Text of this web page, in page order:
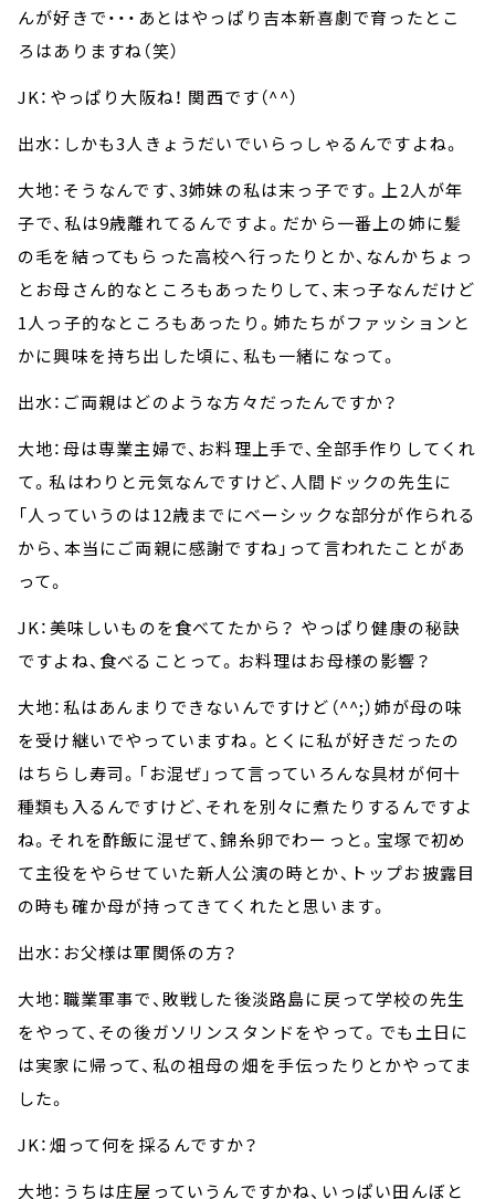
んが好きで・・・あとはやっぱり吉本新喜劇で育ったとこ
ろはありますね（笑）
JK：やっぱり大阪ね！ 関西です（^^）
出水：しかも3人きょうだいでいらっしゃるんですよね。
大地：そうなんです、3姉妹の私は末っ子です。上2人が年
子で、私は9歳離れてるんですよ。だから一番上の姉に髪
の毛を結ってもらった高校へ行ったりとか、なんかちょっ
とお母さん的なところもあったりして、末っ子なんだけど
1人っ子的なところもあったり。姉たちがファッションと
かに興味を持ち出した頃に、私も一緒になって。
出水：ご両親はどのような方々だったんですか？
大地：母は専業主婦で、お料理上手で、全部手作りしてくれ
て。私はわりと元気なんですけど、人間ドックの先生に
「人っていうのは12歳までにベーシックな部分が作られる
から、本当にご両親に感謝ですね」って言われたことがあ
って。
JK：美味しいものを食べてたから？ やっぱり健康の秘訣
ですよね、食べることって。お料理はお母様の影響？
大地：私はあんまりできないんですけど（^^;）姉が母の味
を受け継いでやっていますね。とくに私が好きだったの
はちらし寿司。「お混ぜ」って言っていろんな具材が何十
種類も入るんですけど、それを別々に煮たりするんですよ
ね。それを酢飯に混ぜて、錦糸卵でわーっと。宝塚で初め
て主役をやらせていた新人公演の時とか、トップお披露目
の時も確か母が持ってきてくれたと思います。
出水：お父様は軍関係の方？
大地：職業軍事で、敗戦した後淡路島に戻って学校の先生
をやって、その後ガソリンスタンドをやって。でも土日に
は実家に帰って、私の祖母の畑を手伝ったりとかやってま
した。
JK：畑って何を採るんですか？
大地：うちは庄屋っていうんですかね、いっぱい田んぼと